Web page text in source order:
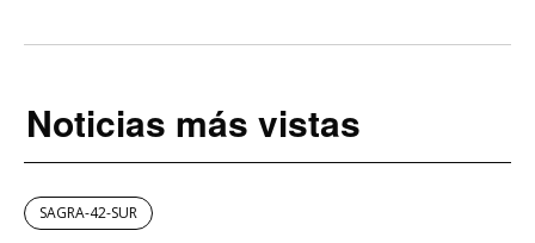
Noticias más vistas
SAGRA-42-SUR